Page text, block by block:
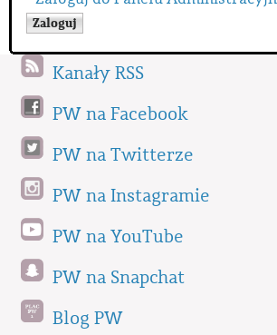
Kanały RSS
PW na Facebook
PW na Twitterze
PW na Instagramie
PW na YouTube
PW na Snapchat
Blog PW